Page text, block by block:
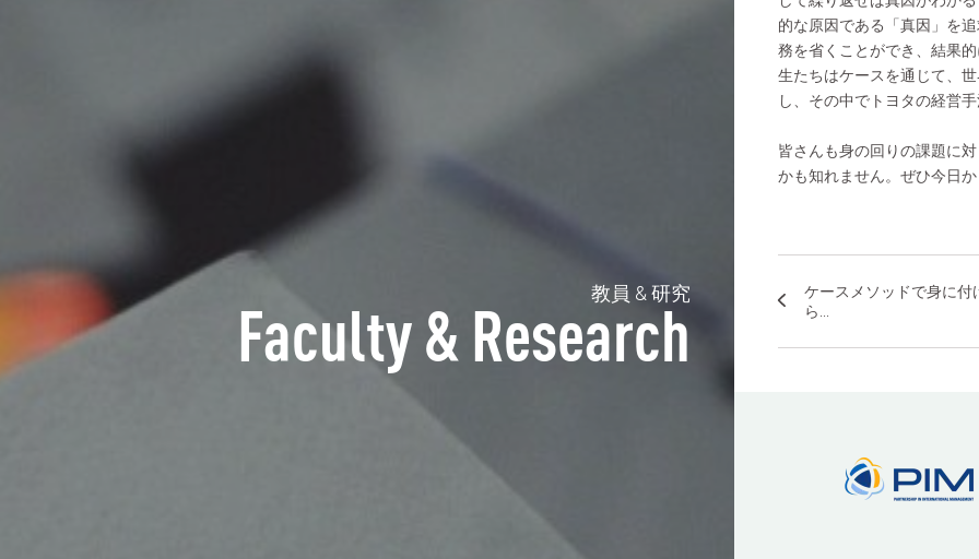
教員 & 研究
Faculty & Research
的な原因である「真因」を
務を省くことができ、結果
生たちはケースを通じて、
し、その中でトヨタの経営
皆さんも身の回りの課題に
かも知れません。ぜひ今日
ケースメソッドで身に付
ら...